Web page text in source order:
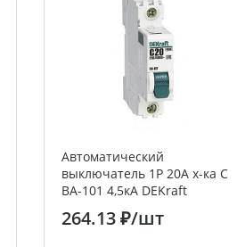
Автоматический
выключатель 1Р 20А х-ка C
ВА-101 4,5кА DEKraft
264.13 ₽/шт